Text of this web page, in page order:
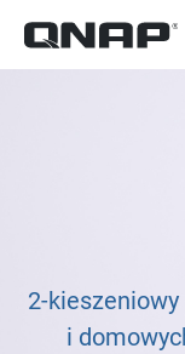
2-kieszeniowy
i